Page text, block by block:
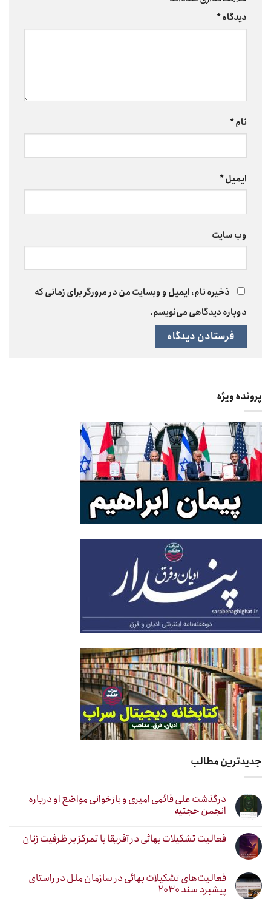
دیدگاه*
نام*
ایمیل*
وب‌ سایت
ذخیره نام، ایمیل و وبسایت من در مرورگر برای زمانی که
دوباره دیدگاهی می‌نویسم.
پرونده ویژه
جدیدترین مطالب
درگذشت علی قائمی امیری و بازخوانی مواضع او درباره
انجمن حجتیه
فعالیت تشکیلات بهائی در آفریقا با تمرکز بر ظرفیت زنان
فعالیت‌های تشکیلات بهائی در سازمان ملل در راستای
پیشبرد سند ۲۰۳۰